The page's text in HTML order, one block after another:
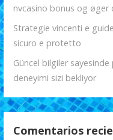
nvcasino bonus og øger
Strategie vincenti e
sicuro e protetto
Güncel bilgiler sayesinde
deneyimi sizi bekliyor
Comentarios